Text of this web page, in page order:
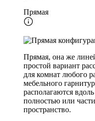
Прямая
Прямая, она же
простой вариант
для комнат любого
мебельного
располагаются
полностью или
пространство.